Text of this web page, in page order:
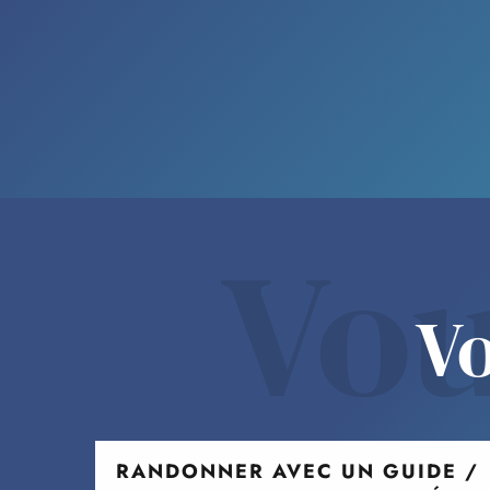
RANDONNER AVEC UN GUIDE /